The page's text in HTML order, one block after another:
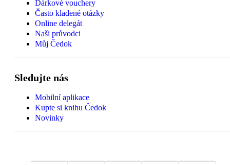
Dárkové vouchery
Často kladené otázky
Online delegát
Naši průvodci
Můj Čedok
Sledujte nás
Mobilní aplikace
Kupte si knihu Čedok
Novinky